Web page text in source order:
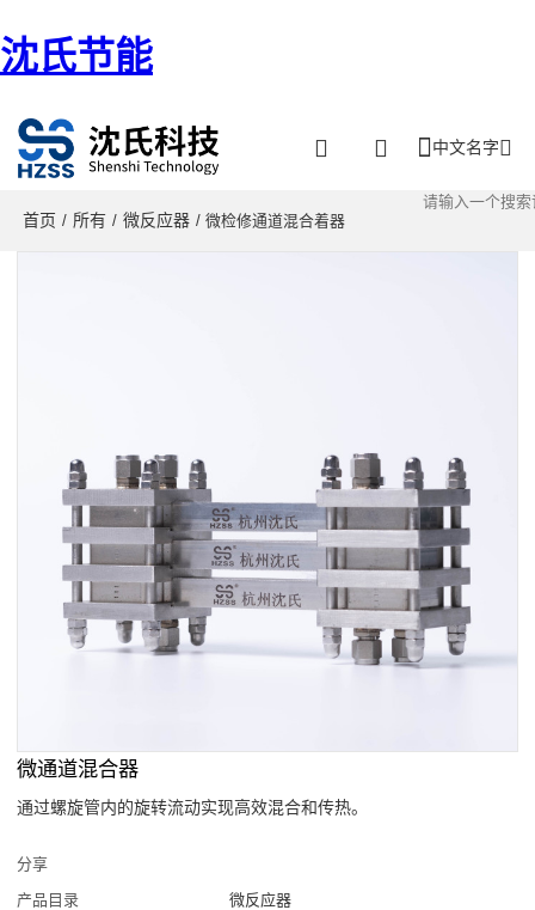
沈氏节能
中文名字
首页 / 所有 / 微反应器 / 微检修通道混合着器
微通道混合器
通过螺旋管内的旋转流动实现高效混合和传热。
分享
产品目录
微反应器